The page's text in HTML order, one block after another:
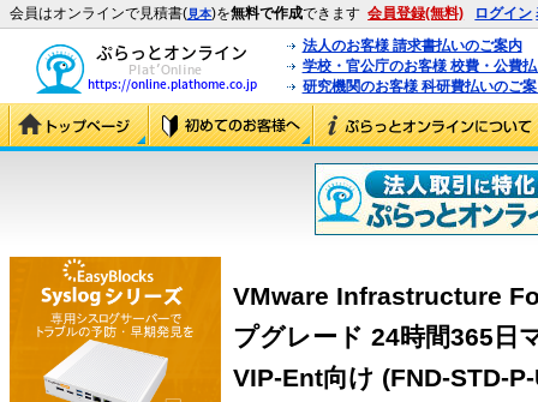
会員はオンラインで見積書(見本)を無料で作成できます 会員登録(無料) ログイン
法人のお客様 請求書払いのご案内
学校・官公庁のお客様 校費・公費
研究機関のお客様 科研費払いのご
VMware Infrastructure
プグレード 24時間365日
VIP-Ent向け (FND-STD-